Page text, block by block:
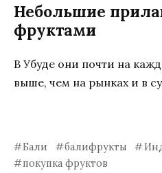
Небольшие
фруктами
В Убуде они почти на
выше, чем на рынках и в
Бали балифрукты
покупка фруктов